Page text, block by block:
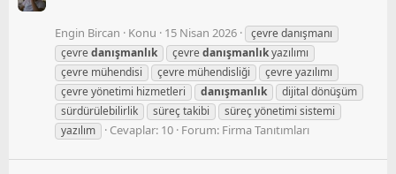
Engin Bircan Konu 15 Nisan 2026
çevre danışmanı
çevredanışmanlık çevredanışmanlıkyazılımı
çevre mühendisi
çevre mühendisliği
çevre yazılımı
çevre yönetimi hizmetleri
danışmanlık
dijital dönüşüm
sürdürülebilirlik
süreç takibi
süreç yönetimi sistemi
yazılım
Cevaplar: 10 Forum: Firma Tanıtımları